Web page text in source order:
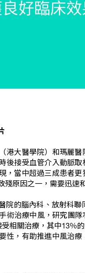
好臨床效
港大醫學院）和瑪麗
後接受血管介入動脈
，當中超過三成患者
殘原因之一，需要迅速
院的腦內科、放射科
術治療中風，研究團
相關治療，其中13％
性，有助推進中風治